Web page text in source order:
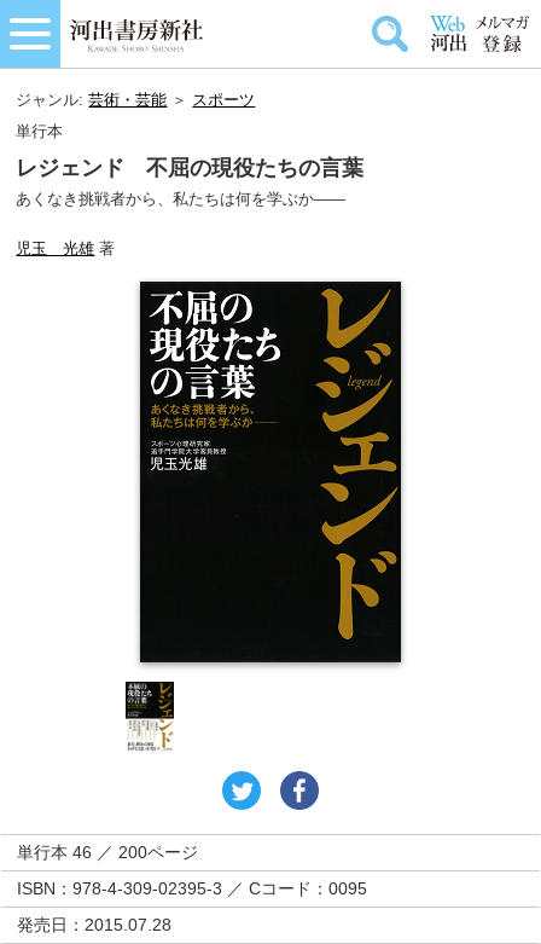
ジャンル:芸術・芸能 ＞ スポーツ
単行本
レジェンド 不屈の現役たちの言葉
あくなき挑戦者から、私たちは何を学ぶか――
児玉 光雄 著
単行本 46 ／ 200ページ
ISBN：978-4-309-02395-3 ／ Cコード：0095
発売日：2015.07.28